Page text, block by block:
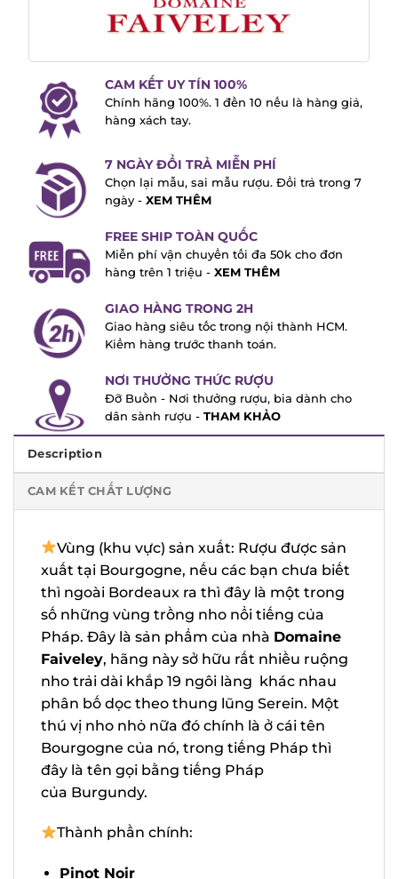
CAM KẾT UY TÍN 100%
Chính hãng 100%. 1 đền 10 nếu là hàng
giả, hàng xách tay.
7 NGÀY ĐỔI TRẢ MIỄN PHÍ
Chọn lại mẫu, sai mẫu rượu. Đổi trả trong
7 ngày -XEM THÊM
FREE SHIP TOÀN QUỐC
Miễn phí vận chuyển tối đa 50k cho đơn
hàng trên 1 triệu -
XEM THÊM
GIAO HÀNG TRONG 2H
Giao hàng siêu tốc trong nội thành HCM.
Kiểm hàng trước thanh toán.
NƠI THƯỞNG THỨC RƯỢU
Đỡ Buồn - Nơi thưởng rượu, bia dành cho
dân sành rượu -
THAM KHẢO
Description
CAM KẾT CHẤT LƯỢNG
Vùng (khu vực) sản xuất: Rượu được
sản xuất tại Bourgogne, nếu các bạn
chưa biết thì ngoài Bordeaux ra thì đây là
một trong số những vùng trồng nho nổi
tiếng của Pháp. Đây là sản phẩm của
nhàDomaine Faiveley, hãng này sở hữu
rất nhiều ruộng nho trải dài khắp 19 ngôi
làng khác nhau phân bố dọc theo thung
lũng Serein. Một thú vị nho nhỏ nữa đó
chính là ở cái tên Bourgogne của nó,
trong tiếng Pháp thì đây là tên gọi bằng
tiếng Pháp của Burgundy.
Thành phần chính:
Pinot Noir